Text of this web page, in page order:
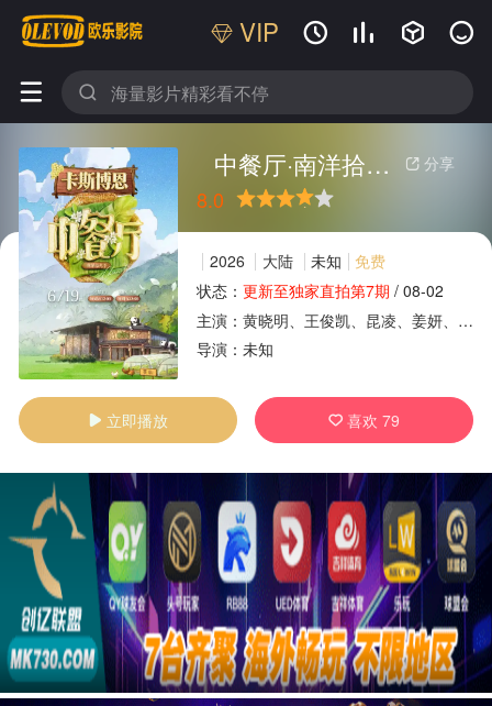
VIP    
 
 分享
中餐厅·南洋拾光季
8.0
很差较差 还行 推荐力荐
2026 大陆 未知
免费
状态： 更新至独家直拍第7期 / 08-02
主演： 黄晓明、王俊凯、昆凌、姜妍、靳梦佳、张雅琪、林述巍
导演： 未知
 立即播放  喜欢79
广告